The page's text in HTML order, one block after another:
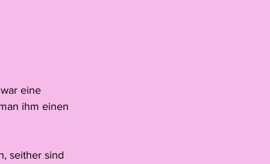
eine
ihm einen
seither sind